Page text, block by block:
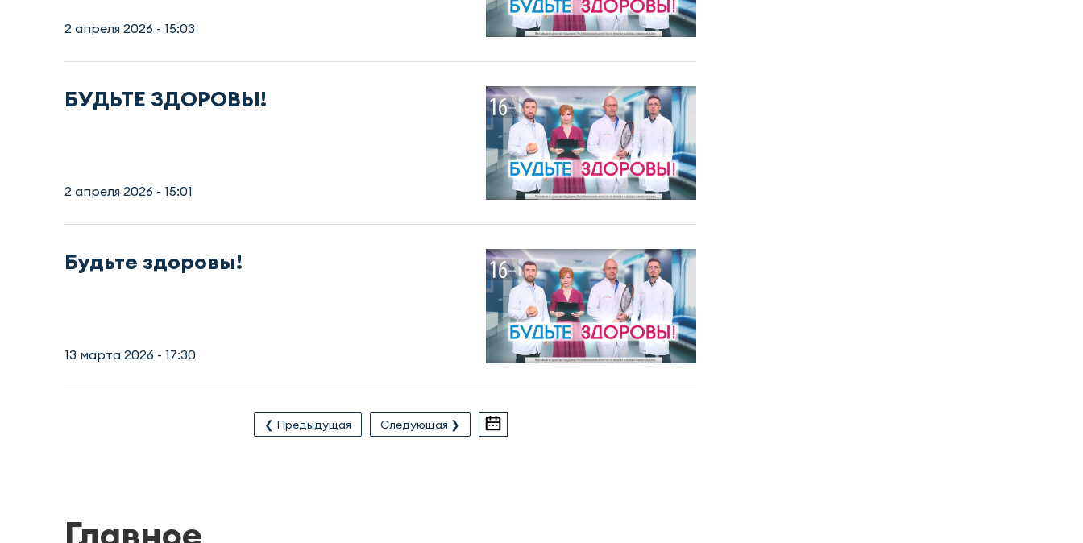
2 апреля 2026 - 15:03
БУДЬТЕ ЗДОРОВЫ!
2 апреля 2026 - 15:01
Будьте здоровы!
13 марта 2026 - 17:30
❮ Предыдущая Следующая ❯